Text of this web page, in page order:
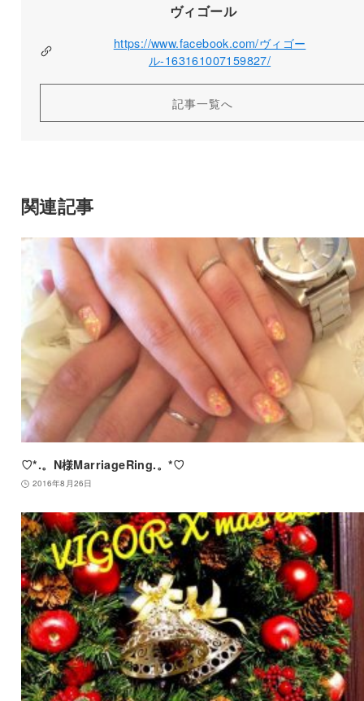
ヴィゴール
https://www.facebook.com/ヴィゴー
ル-163161007159827/
記事一覧へ
関連記事
♡*.。N様MarriageRing.。*♡
2016年8月26日